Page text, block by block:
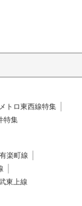
トロ東西線特集
特集
楽町線
東上線